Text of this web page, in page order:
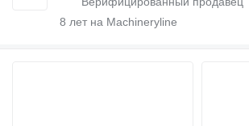
8 лет на Machineryline